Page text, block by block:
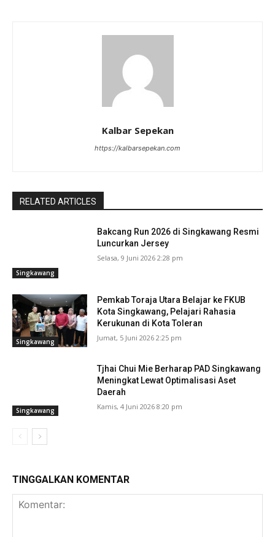
Kalbar Sepekan
https://kalbarsepekan.com
RELATED ARTICLES
Singkawang
Bakcang Run 2026 di Singkawang Resmi
Luncurkan Jersey
Selasa, 9 Juni 2026 2:28 pm
Singkawang
Pemkab Toraja Utara Belajar ke FKUB
Kota Singkawang, Pelajari Rahasia
Kerukunan di Kota Toleran
Jumat, 5 Juni 2026 2:25 pm
Singkawang
Tjhai Chui Mie Berharap PAD Singkawang
Meningkat Lewat Optimalisasi Aset
Daerah
Kamis, 4 Juni 2026 8:20 pm
TINGGALKAN KOMENTAR